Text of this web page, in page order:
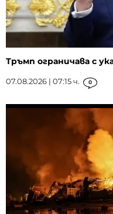
Тръмп ограничава с
07.08.2026 | 07:15 ч. 0